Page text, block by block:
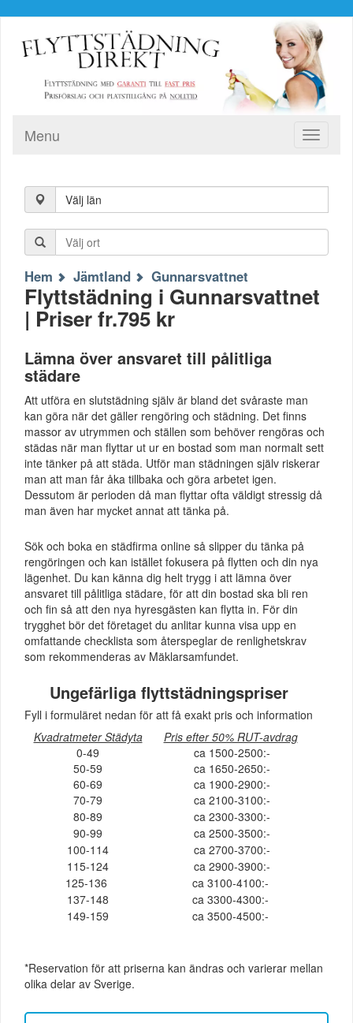
Toggle
Menu
Välj län
Hem Jämtland Gunnarsvattnet
Flyttstädning i Gunnarsvattnet
| Priser fr.795 kr
Lämna över ansvaret till pålitliga
städare
Att utföra en slutstädning själv är bland det svåraste man
kan göra när det gäller rengöring och städning. Det finns
massor av utrymmen och ställen som behöver rengöras och
städas när man flyttar ut ur en bostad som man normalt sett
inte tänker på att städa. Utför man städningen själv riskerar
man att man får åka tillbaka och göra arbetet igen.
Dessutom är perioden då man flyttar ofta väldigt stressig då
man även har mycket annat att tänka på.
Sök och boka en städfirma online så slipper du tänka på
rengöringen och kan istället fokusera på flytten och din nya
lägenhet. Du kan känna dig helt trygg i att lämna över
ansvaret till pålitliga städare, för att din bostad ska bli ren
och fin så att den nya hyresgästen kan flytta in. För din
trygghet bör det företaget du anlitar kunna visa upp en
omfattande checklista som återspeglar de renlighetskrav
som rekommenderas av Mäklarsamfundet.
Ungefärliga flyttstädningspriser
Fyll i formuläret nedan för att få exakt pris och information
Kvadratmeter Städyta
Pris efter 50% RUT-avdrag
0-49
ca 1500-2500:-
50-59
ca 1650-2650:-
60-69
ca 1900-2900:-
70-79
ca 2100-3100:-
80-89
ca 2300-3300:-
90-99
ca 2500-3500:-
100-114
ca 2700-3700:-
115-124
ca 2900-3900:-
125-136
ca 3100-4100:-
137-148
ca 3300-4300:-
149-159
ca 3500-4500:-
*Reservation för att priserna kan ändras och varierar mellan
olika delar av Sverige.